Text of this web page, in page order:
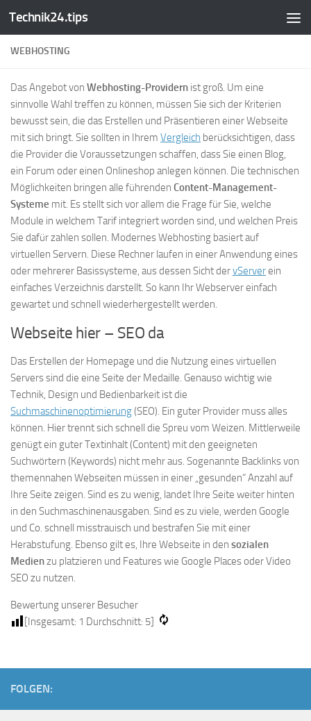
Zum Inhalt springen
Technik24.tips
WEBHOSTING
Das Angebot von Webhosting-Providern ist groß. Um eine
sinnvolle Wahl treffen zu können, müssen Sie sich der Kriterien
bewusst sein, die das Erstellen und Präsentieren einer Webseite
mit sich bringt. Sie sollten in Ihrem Vergleich berücksichtigen, dass
die Provider die Voraussetzungen schaffen, dass Sie einen Blog,
ein Forum oder einen Onlineshop anlegen können. Die technischen
Möglichkeiten bringen alle führenden Content-Management-
Systeme mit. Es stellt sich vor allem die Frage für Sie, welche
Module in welchem Tarif integriert worden sind, und welchen Preis
Sie dafür zahlen sollen. Modernes Webhosting basiert auf
virtuellen Servern. Diese Rechner laufen in einer Anwendung eines
oder mehrerer Basissysteme, aus dessen Sicht dervServerein
einfaches Verzeichnis darstellt. So kann Ihr Webserver einfach
gewartet und schnell wiederhergestellt werden.
Webseite hier – SEO da
Das Erstellen der Homepage und die Nutzung eines virtuellen
Servers sind die eine Seite der Medaille. Genauso wichtig wie
Technik, Design und Bedienbarkeit ist die
Suchmaschinenoptimierung(SEO). Ein guter Provider muss alles
können. Hier trennt sich schnell die Spreu vom Weizen. Mittlerweile
genügt ein guter Textinhalt (Content) mit den geeigneten
Suchwörtern (Keywords) nicht mehr aus. Sogenannte Backlinks von
themennahen Webseiten müssen in einer „gesunden“ Anzahl auf
Ihre Seite zeigen. Sind es zu wenig, landet Ihre Seite weiter hinten
in den Suchmaschinenausgaben. Sind es zu viele, werden Google
und Co. schnell misstrauisch und bestrafen Sie mit einer
Herabstufung. Ebenso gilt es, Ihre Webseite in den sozialen
Medienzu platzieren und Features wie Google Places oder Video
SEO zu nutzen.
Bewertung unserer Besucher
[Insgesamt: 1 Durchschnitt: 5]
FOLGEN: